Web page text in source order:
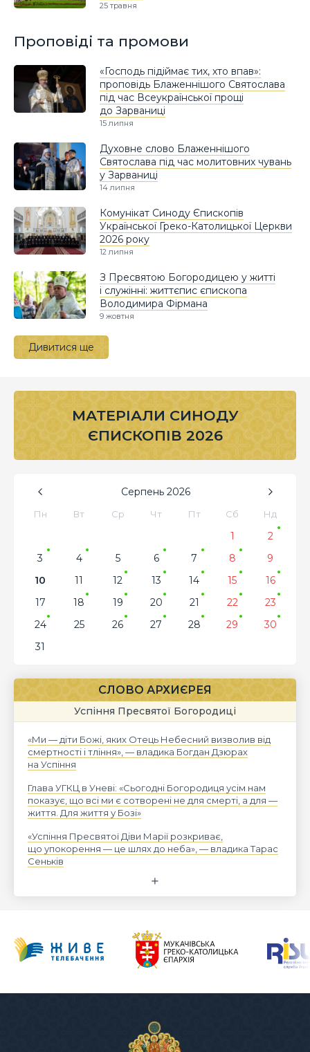
25 травня
Проповіді та промови
«Господь підіймає тих, хто впав»:
проповідь Блаженнішого Святослава
під час Всеукраїнської прощі
до Зарваниці
15 липня
Духовне слово Блаженнішого
Святослава під час молитовних чувань
у Зарваниці
14 липня
Комунікат Синоду Єпископів
Української Греко-Католицької Церкви
2026 року
12 липня
З Пресвятою Богородицею у житті
і служінні: життєпис єпископа
Володимира Фірмана
9 жовтня
Дивитися ще
МАТЕРІАЛИ СИНОДУ
ЄПИСКОПІВ 2026
Серпень 2026
Пн Вт Ср Чт Пт Сб Нд
1
2
3
4 5 6 7 8
9
10
11 12 13 14 15
16
17
18 19 20 21 22
23
24
25 26 27 28 29
30
31
СЛОВО АРХИЄРЕЯ
Успіння Пресвятої Богородиці
«Ми — діти Божі, яких Отець Небесний визволив від
смертності і тління», — владика Богдан Дзюрах
на Успіння
Глава УГКЦ в Уневі: «Сьогодні Богородиця усім нам
показує, що всі ми є сотворені не для смерті, а для —
життя. Для життя у Бозі»
«Успіння Пресвятої Діви Марії розкриває,
що упокорення — це шлях до неба», — владика Тарас
Сеньків